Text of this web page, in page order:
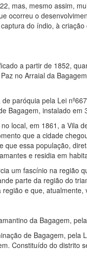
mas, mesmo assim,
ocorreu o
do índio, à
a partir de 1852,
no Arraial da
paróquia pela Lei
Bagagem, instalado em
local, em 1861, a Vila
que a cidade
que essa população,
e residia em
um fascínio na região
parte da região do
e que, atualmente,
da Bagagem,
de Bagagem, pela
Constituído do distrito